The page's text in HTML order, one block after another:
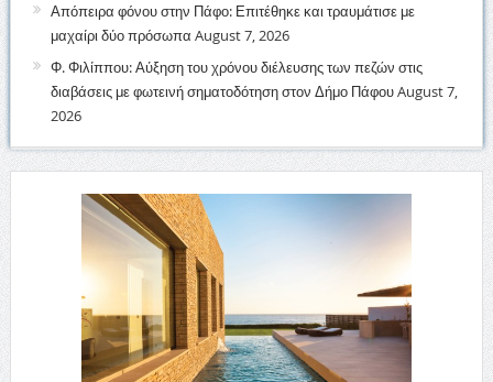
Απόπειρα φόνου στην Πάφο: Επιτέθηκε και τραυμάτισε με
μαχαίρι δύο πρόσωπα August 7, 2026
Φ. Φιλίππου: Αύξηση του χρόνου διέλευσης των πεζών στις
διαβάσεις με φωτεινή σηματοδότηση στον Δήμο ΠάφουAugust 7,
2026